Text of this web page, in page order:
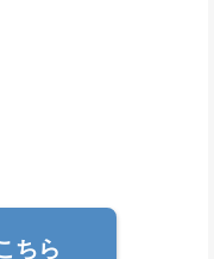
ちら